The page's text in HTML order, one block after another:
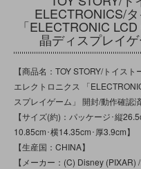
ELECTRONICS/
「ELECTRONIC
晶ディスプレイ
【商品名：TOY STORY/トイス
エレクトロニクス 「
スプレイゲーム」 開封/動作確認済
【サイズ(約)：パッケージ･縦
10.85cm･横14.35cm･厚3.9cm】
【生産国：CHINA】
【メーカー：(C) Disney